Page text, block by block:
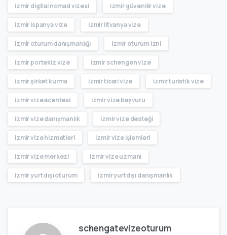
izmir digital nomad vizesi izmir güvenilir vize
izmir ispanya vize izmir litvanya vize
izmir oturum danışmanlığı izmir oturum izni
izmir portekiz vize izmir schengen vize
izmir şirket kurma izmir ticari vize izmir turistik vize
izmir vize acentesi izmir vize başvuru
izmir vize danışmanlık izmir vize desteği
izmir vize hizmetleri izmir vize işlemleri
izmir vize merkezi izmir vize uzmanı
izmir yurt dışı oturum izmir yurtdışı danışmanlık
schengatevizeoturum